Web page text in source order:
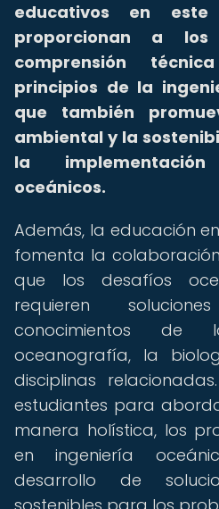
educativos en
proporcionan a los
comprensión
principios de la
que también
ambiental y la
la
oceánicos.
Además, la educación
fomenta la
que los desafíos
requieren
conocimientos de
oceanografía, la
disciplinas
estudiantes para
manera holística, los
en ingeniería
desarrollo de